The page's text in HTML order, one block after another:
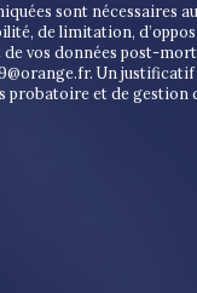
sont nécessaires
de limitation,
vos données post-
Un
probatoire et de gestion